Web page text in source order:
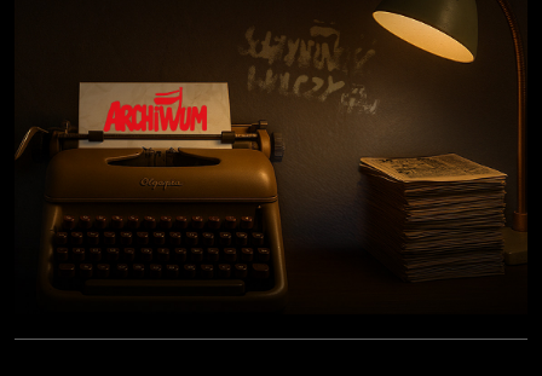
przeciwko niemieckiemu i sowieckiemu okupantowi, a
po zakończeniu wojny pozostał wierny ideałom
wolności. Poległ 28 czerwca 1946 r., a miejsce
ukrycia jego szczątków przez komunistyczny aparat
represji pozostaje do dziś nieznane.Program
uroczystości:11.00 – Msza Święta w Kościele św.
Brygidy w Gdańsku12.30 – poświęcenie
symbolicznego nagrobka na Cmentarzu
Garnizonowym w GdańskuSerdecznie zapraszamy